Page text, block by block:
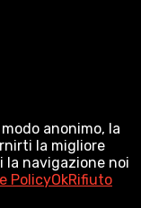
anonimo, la
la migliore
la navigazione noi
PolicyOkRifiuto